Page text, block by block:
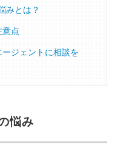
みとは？
点
ジェントに相談を
悩み